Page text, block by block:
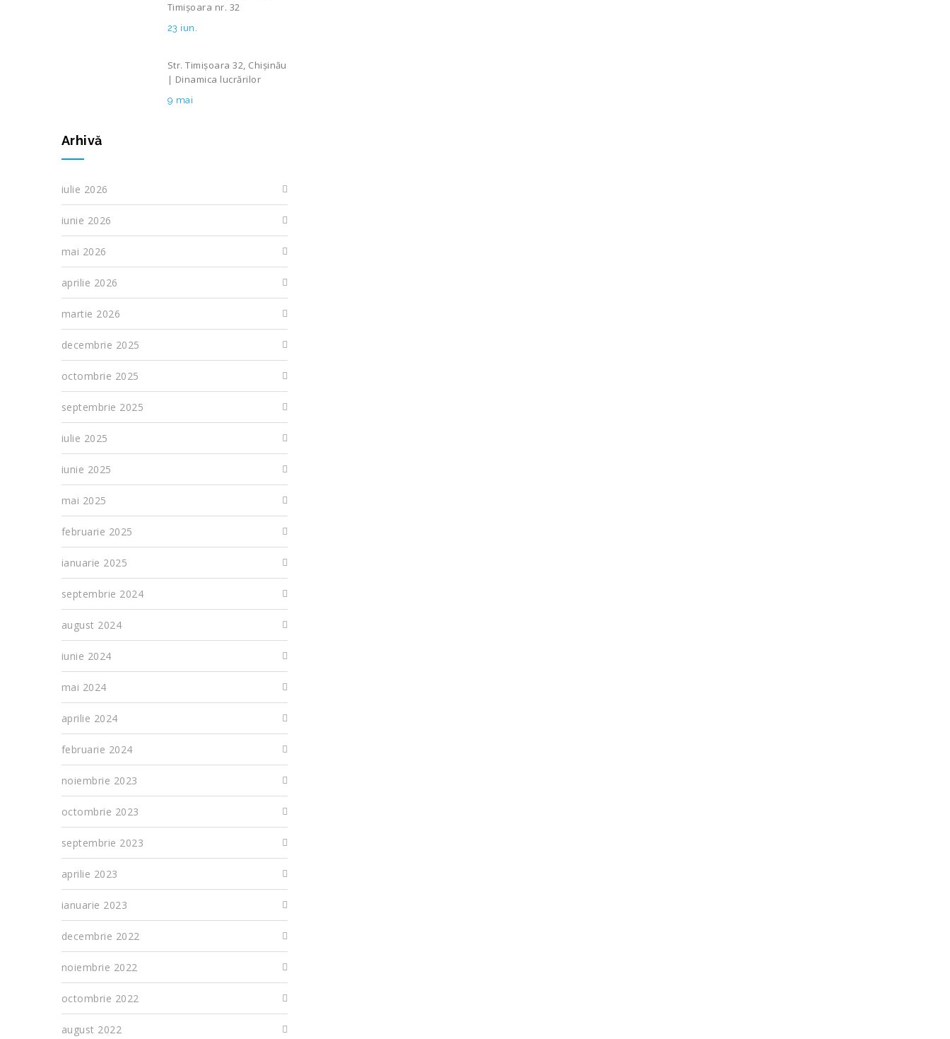
Timișoara nr. 32
23 iun.
Str. Timișoara 32, Chișinău
| Dinamica lucrărilor
9 mai
Arhivă
iulie 2026
iunie 2026
mai 2026
aprilie 2026
martie 2026
decembrie 2025
octombrie 2025
septembrie 2025
iulie 2025
iunie 2025
mai 2025
februarie 2025
ianuarie 2025
septembrie 2024
august 2024
iunie 2024
mai 2024
aprilie 2024
februarie 2024
noiembrie 2023
octombrie 2023
septembrie 2023
aprilie 2023
ianuarie 2023
decembrie 2022
noiembrie 2022
octombrie 2022
august 2022